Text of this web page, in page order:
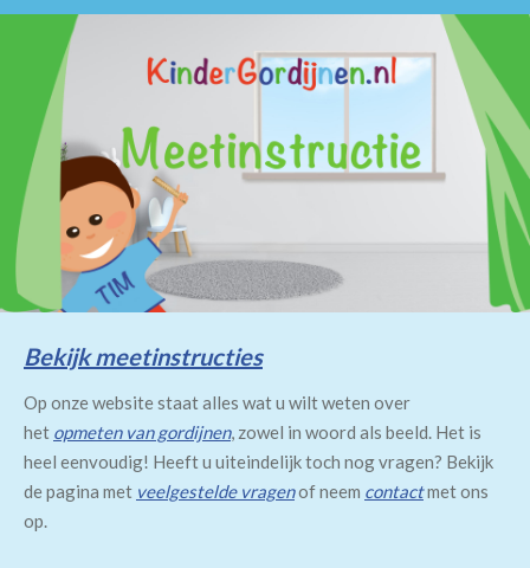
Bekijk meetinstructies
Op onze website staat alles wat u wilt weten over
het opmeten van gordijnen, zowel in woord als beeld. Het is
heel eenvoudig! Heeft u uiteindelijk toch nog vragen? Bekijk
de pagina met veelgestelde vragenof neem contactmet ons
op.